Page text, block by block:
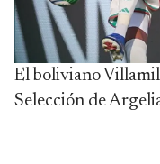
El boliviano
Selección de